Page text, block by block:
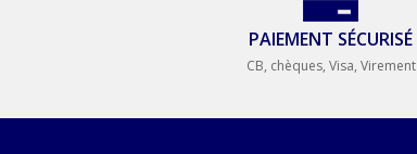
PAIEMENT SÉCURISÉ
CB, chèques, Visa, Virement